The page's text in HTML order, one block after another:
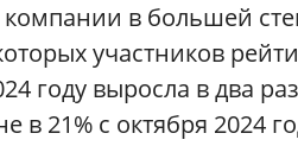
в большей
участников
году выросла в два
в 21% с октября 2024